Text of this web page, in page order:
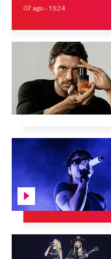
07 ago - 13:24